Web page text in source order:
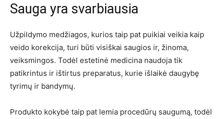
Sauga yra svarbiausia
Užpildymo medžiagos, kurios taip pat puikiai veikia kaip
veido korekcija, turi būti visiškai saugios ir, žinoma,
veiksmingos. Todėl estetinė medicina naudoja tik
patikrintus ir ištirtus preparatus, kurie išlaikė daugybę
tyrimų ir bandymų.
Produkto kokybė taip pat lemia procedūrų saugumą, todėl